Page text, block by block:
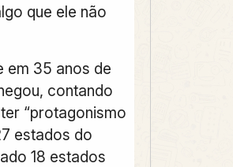
que ele não
em 35 anos de
contando
“protagonismo
estados do
18 estados